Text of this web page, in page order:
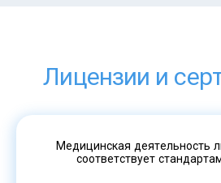
Лицензии и
Медицинская деятельность
соответствует